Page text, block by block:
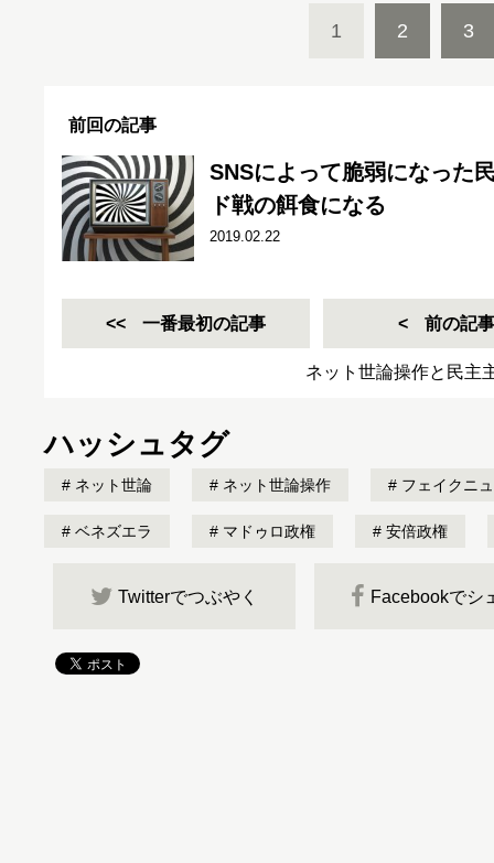
1 2 3
前回の記事
SNSによって脆弱になった
ド戦の餌食になる
2019.02.22
一番最初の記事 前の記事
ネット世論操作と民主
ハッシュタグ
ネット世論 ネット世論操作 フェイクニ
ベネズエラ マドゥロ政権 安倍政権
Twitterでつぶやく Facebookでシ